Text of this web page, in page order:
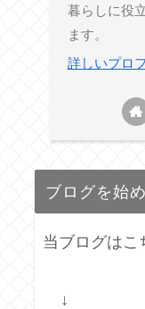
暮らしに役
ます。
詳しいプロ
ブログを始
当ブログはこ
↓